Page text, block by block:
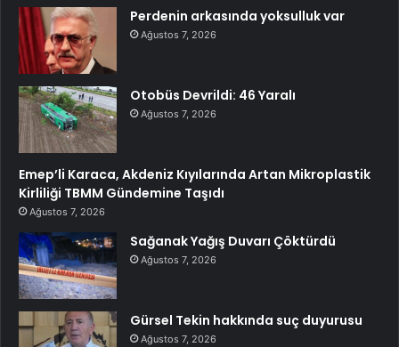
Perdenin arkasında yoksulluk var
Ağustos 7, 2026
Otobüs Devrildi: 46 Yaralı
Ağustos 7, 2026
Emep’li Karaca, Akdeniz Kıyılarında Artan Mikroplastik
Kirliliği TBMM Gündemine Taşıdı
Ağustos 7, 2026
Sağanak Yağış Duvarı Çöktürdü
Ağustos 7, 2026
Gürsel Tekin hakkında suç duyurusu
Ağustos 7, 2026